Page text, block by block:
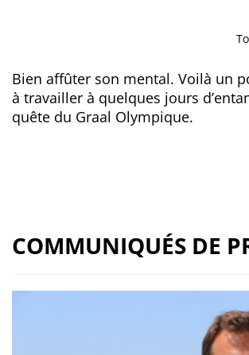
Bien affûter son mental. Voilà un
à travailler à quelques jours
quête du Graal Olympique.
COMMUNIQUÉS DE